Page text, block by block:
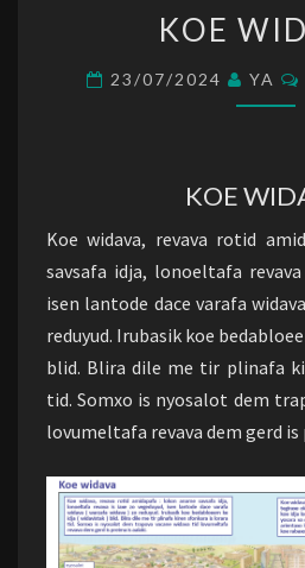
KOE
23/07/2024 YA
KOE
Koe widava, revava rotid
savsafa idja, lonoeltafa
isen lantode dace varafa
reduyud. Irubasik koe
blid. Blira dile me tir plinafa
tid. Somxo is nyosalot dem
lovumeltafa revava dem gerd